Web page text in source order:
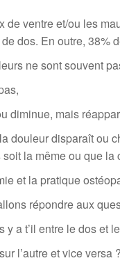
de ventre et/ou les
de dos. En outre,
ne sont souvent
diminue, mais
douleur disparaît ou
la même ou que
et la pratique
répondre aux
y a t’il entre le dos et
l’autre et vice versa ?